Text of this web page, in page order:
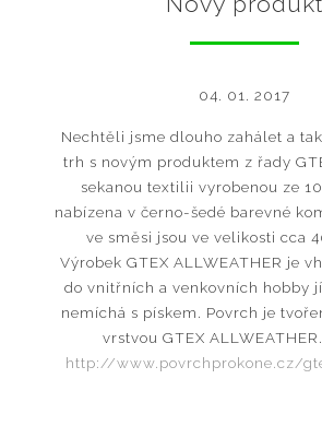
04. 01. 2017
Nechtěli jsme dlouho zahálet a
trh s novým produktem z řady
sekanou textilii vyrobenou ze
nabízena v černo-šedé barevné
ve směsi jsou ve velikosti cca
Výrobek GTEX ALLWEATHER je
do vnitřních a venkovních hobby
nemíchá s pískem. Povrch je
vrstvou GTEX
http://www.povrchprokone.cz/